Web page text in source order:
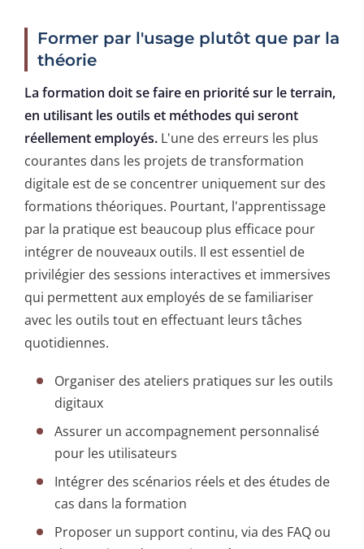
Former par l'usage plutôt que par la
théorie
La formation doit se faire en priorité sur le terrain,
en utilisant les outils et méthodes qui seront
réellement employés. L'une des erreurs les plus
courantes dans les projets de transformation
digitale est de se concentrer uniquement sur des
formations théoriques. Pourtant, l'apprentissage
par la pratique est beaucoup plus efficace pour
intégrer de nouveaux outils. Il est essentiel de
privilégier des sessions interactives et immersives
qui permettent aux employés de se familiariser
avec les outils tout en effectuant leurs tâches
quotidiennes.
Organiser des ateliers pratiques sur les outils
digitaux
Assurer un accompagnement personnalisé
pour les utilisateurs
Intégrer des scénarios réels et des études de
cas dans la formation
Proposer un support continu, via des FAQ ou